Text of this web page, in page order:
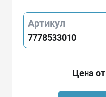
Артикул
7778533010
Цена от